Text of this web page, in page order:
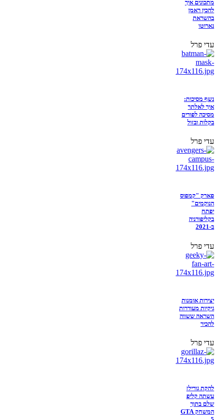
מתכונים איך
להכין ראמן
בהשראת
נארוטו
עדי פרל
נשף מסיכות:
איך לאלתר
מסיכה לפורים
בקלות ובזול
עדי פרל
פארק "קמפוס
הנוקמים"
יפתח
בקליפורניה
ב-2021
עדי פרל
יצירות אומנות
גיקיות מעוררות
השראה ששווה
להכיר
עדי פרל
להקת גורילז
עשתה קליפ
שלם בתוך
המשחק GTA